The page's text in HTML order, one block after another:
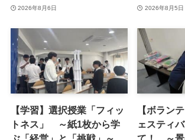
2026年8月6日 2026年8月5日
【学習】選択授業「フィッ
トネス」 ～紙1枚から学
【ボラン
ェスティ